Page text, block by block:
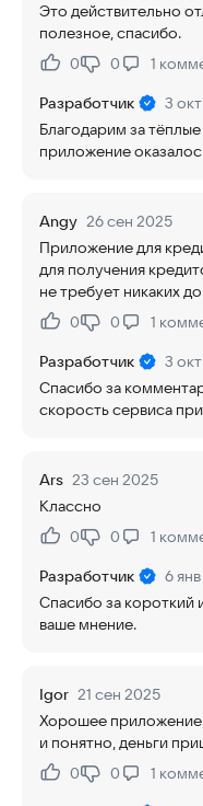
Это действительно
полезное, спасибо.
Нравится:
0Не нравится:
0 1
Разработчик
3
Благодарим за
приложение
Angy 26 сен 2025
Приложение для
для получения
не требует никаких
Нравится:
0Не нравится:
0 1
Разработчик
3
Спасибо за
скорость сервиса
Ars 23 сен 2025
Классно
Нравится:
0Не нравится:
0 1
Разработчик
6
Спасибо за короткий
ваше мнение.
Igor 21 сен 2025
Хорошее приложение,
и понятно, деньги
Нравится:
0Не нравится:
0 1